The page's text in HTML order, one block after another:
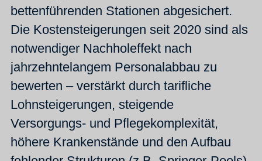
bettenführenden Stationen abgesichert.
Die Kostensteigerungen seit 2020 sind als
notwendiger Nachholeffekt nach
jahrzehntelangem Personalabbau zu
bewerten – verstärkt durch tarifliche
Lohnsteigerungen, steigende
Versorgungs- und Pflegekomplexität,
höhere Krankenstände und den Aufbau